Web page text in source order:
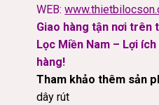
WEB:
Giao hàng tận nơi trên
Lọc Miền Nam – Lợi
hàng!
Tham khảo thêm sản
dây rút